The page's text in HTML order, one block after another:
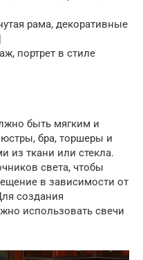
рама, декоративные
портрет в стиле
быть мягким и
бра, торшеры и
из ткани или стекла.
света, чтобы
в зависимости от
создания
использовать свечи